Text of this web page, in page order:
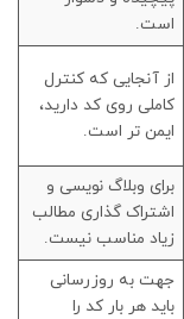
است.
از آنجایی که کنترل
کاملی روی کد دارید،
ایمن تر است.
برای وبلاگ نویسی و
اشتراک گذاری مطالب
زیاد مناسب نیست.
جهت به روزرسانی
باید هر بار کد را